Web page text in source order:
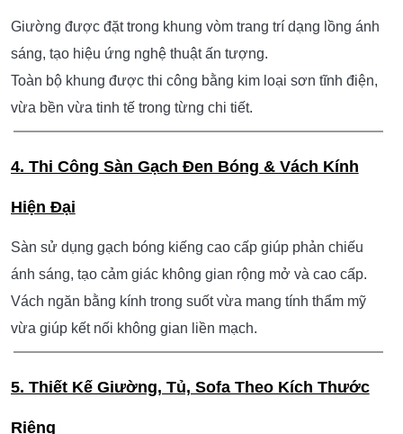
2. Thi Công Hệ Vách Da Nệm & Trần Đèn LED
Nghệ Thuật
trám sang trọng.
Trần nhà được tích hợp hệ LED hắt viền màu tím, kết hợp
mại, giúp không gian có chiều sâu hơn.
3. Thi Công Khung Trang Trí Trung Tâm & Bố Trí
Nội Thất Nghệ Thuật
Giường được đặt trong khung vòm trang trí dạng lồng ánh
sáng, tạo hiệu ứng nghệ thuật ấn tượng.